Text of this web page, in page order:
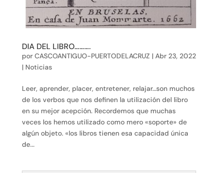
DIA DEL LIBRO……….
por CASCOANTIGUO-PUERTODELACRUZ | Abr 23, 2022
| Noticias
Leer, aprender, placer, entretener, relajar…son muchos
de los verbos que nos definen la utilización del libro
en su mejor acepción. Recordemos que muchas
veces los hemos utilizado como mero «soporte» de
algún objeto. «los libros tienen esa capacidad única
de...